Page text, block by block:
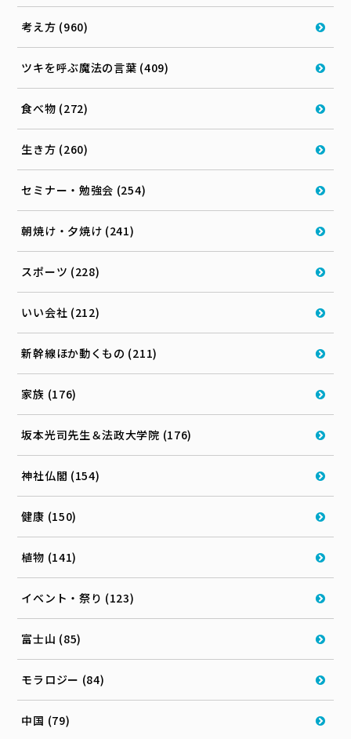
考え方 (960)
ツキを呼ぶ魔法の言葉 (409)
食べ物 (272)
生き方 (260)
セミナー・勉強会 (254)
朝焼け・夕焼け (241)
スポーツ (228)
いい会社 (212)
新幹線ほか動くもの (211)
家族 (176)
坂本光司先生＆法政大学院 (176)
神社仏閣 (154)
健康 (150)
植物 (141)
イベント・祭り (123)
富士山 (85)
モラロジー (84)
中国 (79)